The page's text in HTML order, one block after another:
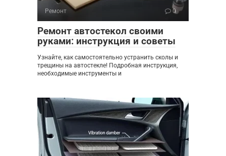
Ремонт 0
Ремонт автостекол своими
руками: инструкция и советы
Узнайте, как самостоятельно устранить сколы и
трещины на автостекле! Подробная инструкция,
необходимые инструменты и